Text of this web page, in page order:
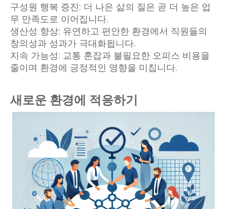
구성원 행복 증진: 더 나은 삶의 질은 곧 더 높은 업
무 만족도로 이어집니다.
생산성 향상: 유연하고 편안한 환경에서 직원들의
창의성과 성과가 극대화됩니다.
지속 가능성: 교통 혼잡과 불필요한 오피스 비용을
줄이며 환경에 긍정적인 영향을 미칩니다.
새로운 환경에 적응하기